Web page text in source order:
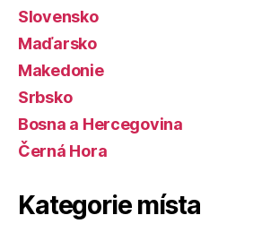
Slovensko
Maďarsko
Makedonie
Srbsko
Bosna a Hercegovina
Černá Hora
Kategorie místa